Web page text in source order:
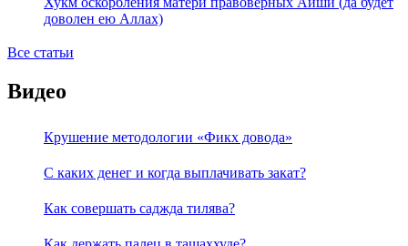
доволен ею Аллах)
Все статьи
Видео
Крушение методологии «Фикх довода»
С каких денег и когда выплачивать закат?
Как совершать саджда тилява?